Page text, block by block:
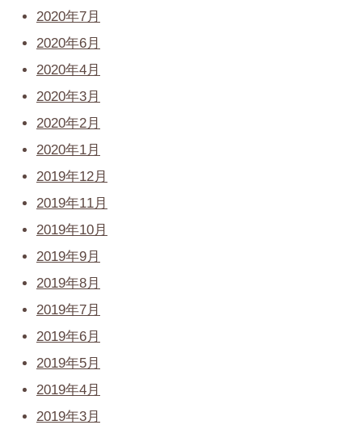
2020年7月
2020年6月
2020年4月
2020年3月
2020年2月
2020年1月
2019年12月
2019年11月
2019年10月
2019年9月
2019年8月
2019年7月
2019年6月
2019年5月
2019年4月
2019年3月